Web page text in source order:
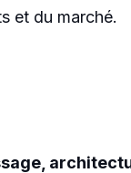
et du marché.